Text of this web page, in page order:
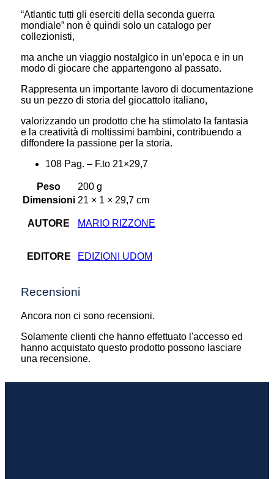
“Atlantic tutti gli eserciti della seconda guerra
mondiale” non è quindi solo un catalogo per
collezionisti,
ma anche un viaggio nostalgico in un’epoca e in un
modo di giocare che appartengono al passato.
Rappresenta un importante lavoro di documentazione
su un pezzo di storia del giocattolo italiano,
valorizzando un prodotto che ha stimolato la fantasia
e la creatività di moltissimi bambini, contribuendo a
diffondere la passione per la storia.
108 Pag. – F.to 21×29,7
Peso
200 g
Dimensioni 21 × 1 × 29,7 cm
AUTORE MARIO RIZZONE
EDITORE EDIZIONI UDOM
Recensioni
Ancora non ci sono recensioni.
Solamente clienti che hanno effettuato l'accesso ed
hanno acquistato questo prodotto possono lasciare
una recensione.